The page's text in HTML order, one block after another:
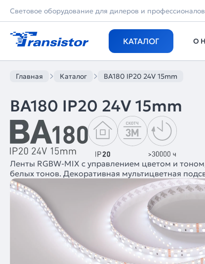
Световое оборудование для дилеров и профессионалов
КАТАЛОГ О
Главная Каталог BA180 IP20 24V 15mm
BA180 IP20 24V 15mm
Ленты RGBW-MIX с управлением цветом и
белых тонов. Декоративная мультицветная